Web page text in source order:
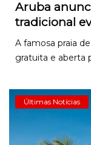
Aruba
tradicional
A famosa praia
gratuita e aberta
Últimas Notícias